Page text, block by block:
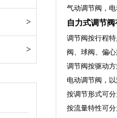
气动调节阀，
自力式调节
调节阀按行程
阀、球阀、偏
调节阀按驱动
电动调节阀，
按调节形式可
按流量特性可